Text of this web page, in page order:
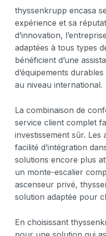
thyssenkrupp encasa
expérience et sa
d’innovation,
adaptées à tous types
bénéficient d’une
d’équipements
au niveau international.
La combinaison de
service client complet
investissement sûr. Les
facilité d’intégration
solutions encore plus
un monte-escalier
ascenseur privé,
solution adaptée pour
En choisissant